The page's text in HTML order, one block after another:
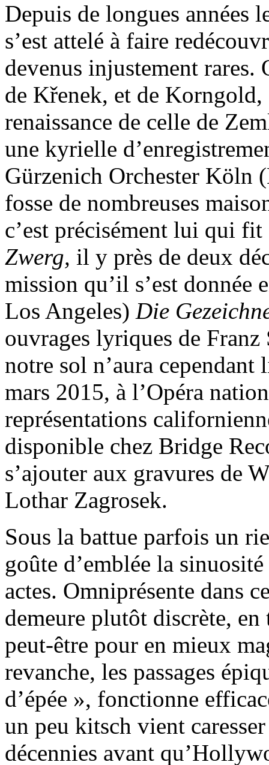
Depuis de longues années
s’est attelé à faire
devenus injustement
de Křenek, et de
renaissance de celle de
une kyrielle
Gürzenich Orchester Köln
fosse de nombreuses
c’est précisément lui qui
Zwerg, il y près de deux
mission qu’il s’est donnée
Los Angeles) Die
ouvrages lyriques de
notre sol n’aura
mars 2015, à l’Opéra
représentations
disponible chez Bridge
s’ajouter aux gravures de
Lothar Zagrosek.
Sous la battue parfois un
goûte d’emblée la
actes. Omniprésente dans
demeure plutôt discrète,
peut-être pour en mieux
revanche, les passages
d’épée », fonctionne
un peu kitsch vient
décennies avant